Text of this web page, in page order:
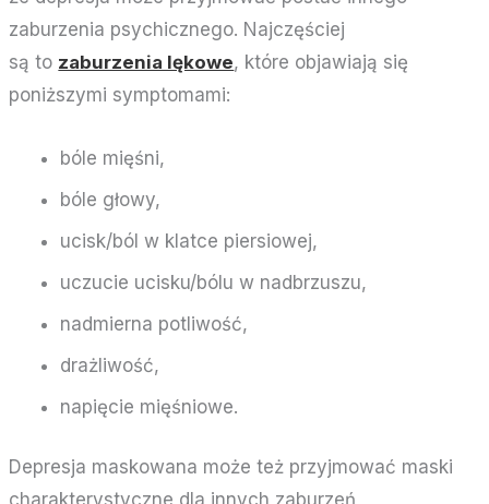
zaburzenia psychicznego. Najczęściej
są to zaburzenia lękowe, które objawiają się
poniższymi symptomami:
bóle mięśni,
bóle głowy,
ucisk/ból w klatce piersiowej,
uczucie ucisku/bólu w nadbrzuszu,
nadmierna potliwość,
drażliwość,
napięcie mięśniowe.
Depresja maskowana może też przyjmować maski